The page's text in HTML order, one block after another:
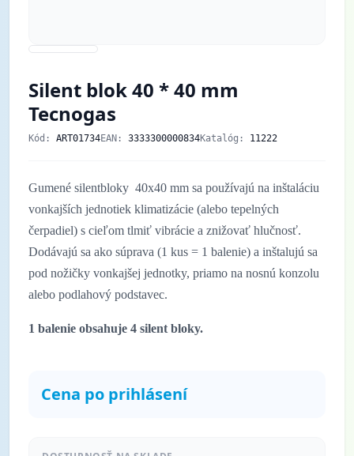
Silent blok 40 * 40 mm
Tecnogas
Kód: ART01734EAN: 3333300000834Katalóg: 11222
Gumené silentbloky 40x40 mm sa používajú na inštaláciu
vonkajších jednotiek klimatizácie (alebo tepelných
čerpadiel) s cieľom tlmiť vibrácie a znižovať hlučnosť.
Dodávajú sa ako súprava (1 kus = 1 balenie) a inštalujú sa
pod nožičky vonkajšej jednotky, priamo na nosnú konzolu
alebo podlahový podstavec.
1 balenie obsahuje 4 silent bloky.
Cena po prihlásení